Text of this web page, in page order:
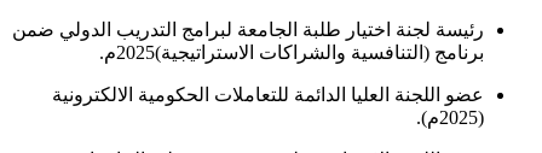
رئيسة لجنة اختيار طلبة الجامعة لبرامج التدريب الدولي ضمن
برنامج (التنافسية والشراكات الاستراتيجية)2025م.
عضو اللجنة العليا الدائمة للتعاملات الحكومية الالكترونية
(2025م).